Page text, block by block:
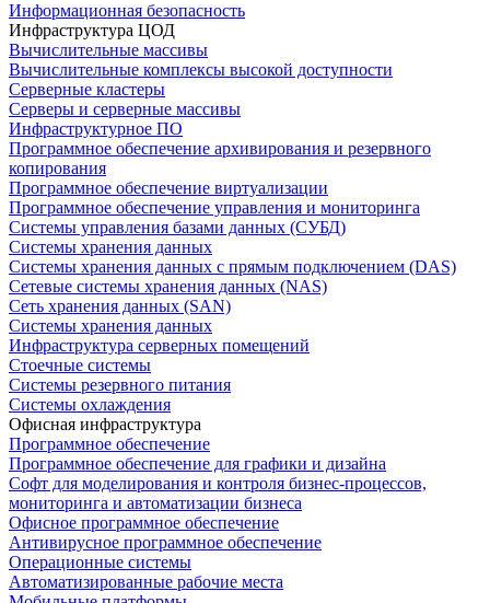
Информационная безопасность
Инфраструктура ЦОД
Вычислительные массивы
Вычислительные комплексы высокой доступности
Серверные кластеры
Серверы и серверные массивы
Инфраструктурное ПО
Программное обеспечение архивирования и резервного
копирования
Программное обеспечение виртуализации
Программное обеспечение управления и мониторинга
Системы управления базами данных (СУБД)
Системы хранения данных
Системы хранения данных с прямым подключением (DAS)
Сетевые системы хранения данных (NAS)
Сеть хранения данных (SAN)
Системы хранения данных
Инфраструктура серверных помещений
Стоечные системы
Системы резервного питания
Системы охлаждения
Офисная инфраструктура
Программное обеспечение
Программное обеспечение для графики и дизайна
Софт для моделирования и контроля бизнес-процессов,
мониторинга и автоматизации бизнеса
Офисное программное обеспечение
Антивирусное программное обеспечение
Операционные системы
Автоматизированные рабочие места